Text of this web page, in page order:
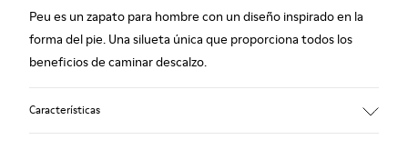
Peu es un zapato para hombre con un diseño inspirado en la
forma del pie. Una silueta única que proporciona todos los
beneficios de caminar descalzo.
Características